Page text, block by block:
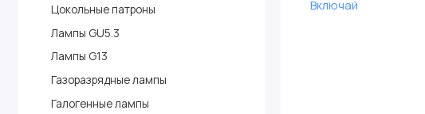
Цокольные патроны
Лампы GU5.3
Лампы G13
Газоразрядные лампы
Галогенные лампы